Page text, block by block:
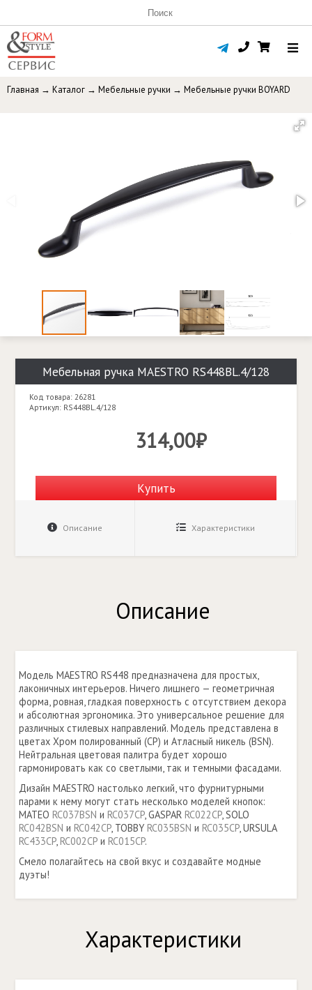
Главная → Каталог → Мебельные ручки → Мебельные ручки BOYARD
Мебельная ручка MAESTRO RS448BL.4/128
Код товара: 26281
Артикул: RS448BL.4/128
314,00₽
Купить
Описание Характеристики
Описание
Модель MAESTRO RS448 предназначена для простых,
лаконичных интерьеров. Ничего лишнего — геометричная
форма, ровная, гладкая поверхность с отсутствием декора
и абсолютная эргономика. Это универсальное решение для
различных стилевых направлений. Модель представлена в
цветах Хром полированный (СР) и Атласный никель (ВSN).
Нейтральная цветовая палитра будет хорошо
гармонировать как со светлыми, так и темными фасадами.
Дизайн MAESTRO настолько легкий, что фурнитурными
парами к нему могут стать несколько моделей кнопок:
MATEO RC037BSN и RC037CP, GASPAR RC022CP, SOLO
RC042BSN и RC042CP, TOBBY RC035BSN и RC035CP, URSULA
RC433CP, RC002CP и RC015CP.
Смело полагайтесь на свой вкус и создавайте модные
дуэты!
Характеристики